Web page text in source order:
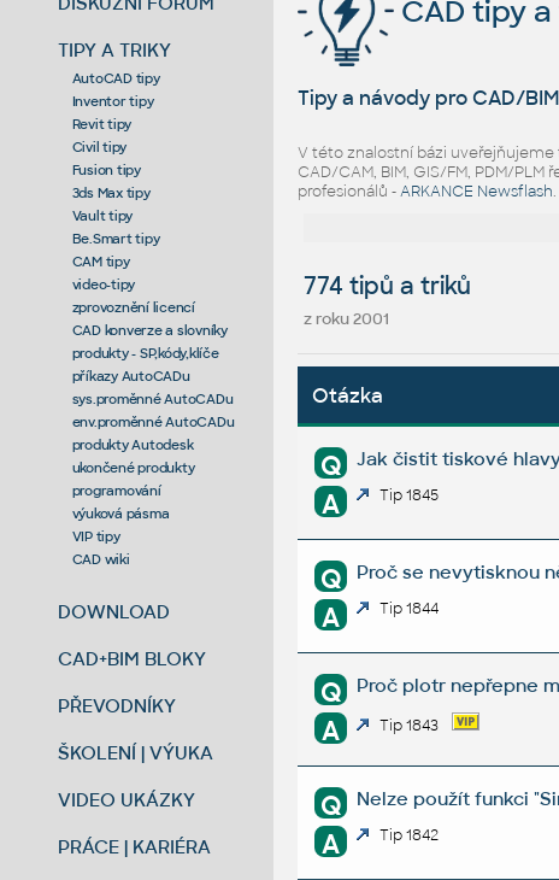
TIPY A TRIKY
AutoCAD tipy
Inventor tipy
Revit tipy
Civil tipy
Fusion tipy
3ds Max tipy
Vault tipy
Be.Smart tipy
CAM tipy
video-tipy
zprovoznění licencí
CAD konverze a slovníky
produkty - SP,kódy,klíče
příkazy AutoCADu
sys.proměnné AutoCADu
env.proměnné AutoCADu
produkty Autodesk
ukončené produkty
programování
výuková pásma
VIP tipy
CAD wiki
DOWNLOAD
CAD+BIM BLOKY
PŘEVODNÍKY
ŠKOLENÍ | VÝUKA
VIDEO UKÁZKY
PRÁCE | KARIÉRA
CAD tipy
Tipy a návody pro CAD/
V této znalostní bázi
CAD/CAM, BIM, GIS/FM, PDM/
profesionálů -ARKANCE Newsflash
774 tipů a triků
z roku 2001
Otázka
Q Jak čistit tiskové
A Tip 1845
Q Proč se nevytisknou
A Tip 1844
Q Proč plotr nepřepne
A Tip 1843
Q Nelze použít funkci
A Tip 1842